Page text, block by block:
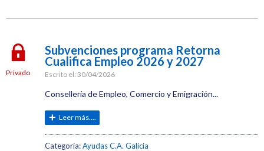
Privado
Subvenciones programa Retorna
Cualifica Empleo 2026 y 2027
Escrito el: 30/04/2026
Consellería de Empleo, Comercio y Emigración...
Leer más....
Categoría:Ayudas C.A. Galicia